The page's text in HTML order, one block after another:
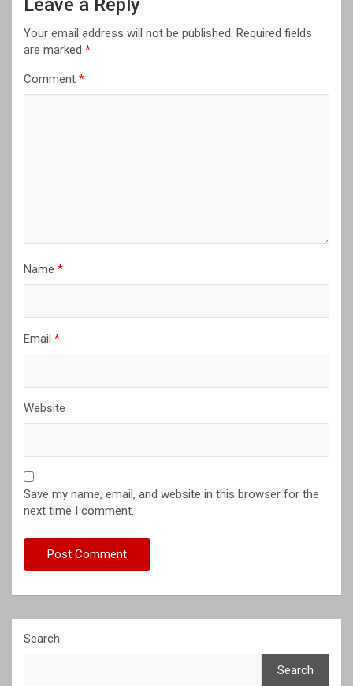
Leave a Reply
Your email address will not be published. Required fields
are marked *
Comment *
Name *
Email *
Website
Save my name, email, and website in this browser for the
next time I comment.
Search
Search